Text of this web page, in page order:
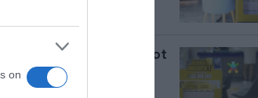
on
Κλήρωση Eurojackpot
7/7: Αυτοί είναι οι
τυχεροί αριθμοί